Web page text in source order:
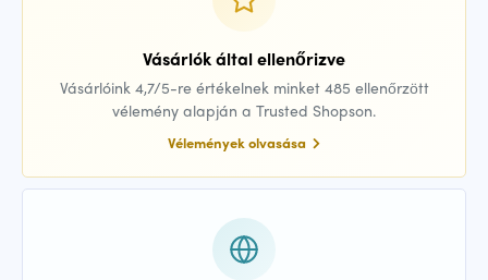
Vásárlók által ellenőrizve
Vásárlóink 4,7/5-re értékelnek minket 485 ellenőrzött
vélemény alapján a Trusted Shopson.
Vélemények olvasása